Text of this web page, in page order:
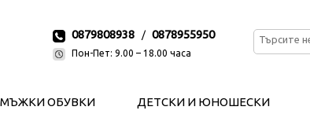
0879808938 / 0878955950
Пон-Пет: 9.00 – 18.00 часа
МЪЖКИ ОБУВКИ ДЕТСКИ И ЮНОШЕСКИ